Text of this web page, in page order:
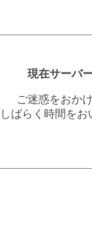
現在サーバ
ご迷惑をおか
しばらく時間を